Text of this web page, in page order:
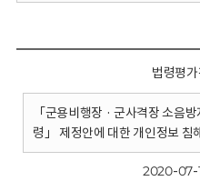
법령평
「군용비행장 · 군사격장 소음
령」 제정안에 대한 개인정보 침
2020-07-